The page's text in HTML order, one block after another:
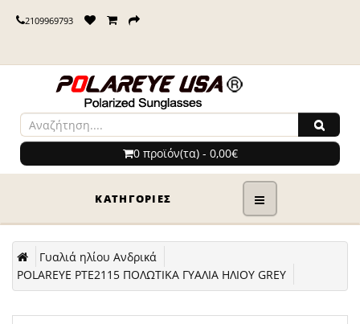
2109969793
0 προϊόν(τα) - 0,00€
ΚΑΤΗΓΟΡΊΕΣ
Γυαλιά ηλίου Ανδρικά
POLAREYE PTE2115 ΠΟΛΩΤΙΚΑ ΓΥΑΛΙΑ ΗΛΙΟΥ GREY